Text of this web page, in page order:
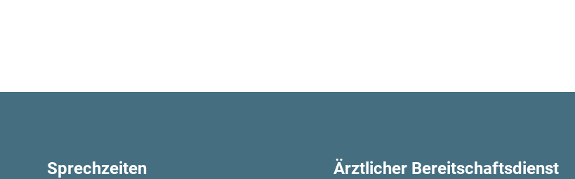
Sprechzeiten Ärztlicher Bereitschaftsdienst